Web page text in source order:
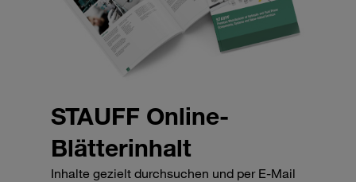
STAUFF Online-
Blätterinhalt
Inhalte gezielt durchsuchen und per E-Mail